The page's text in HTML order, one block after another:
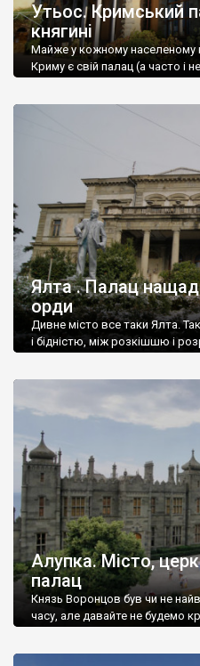
Утьос. Кримський
княгині
Майже у кожному населеному
Криму є свій палац (а часто і
Ялта . Палац
орди
Дивне місто все таки Ялта.
і бідністю, між розкішшю і
Алупка. Місто,
палац
Князь Воронцов був чи не
часу, але давайте не будемо